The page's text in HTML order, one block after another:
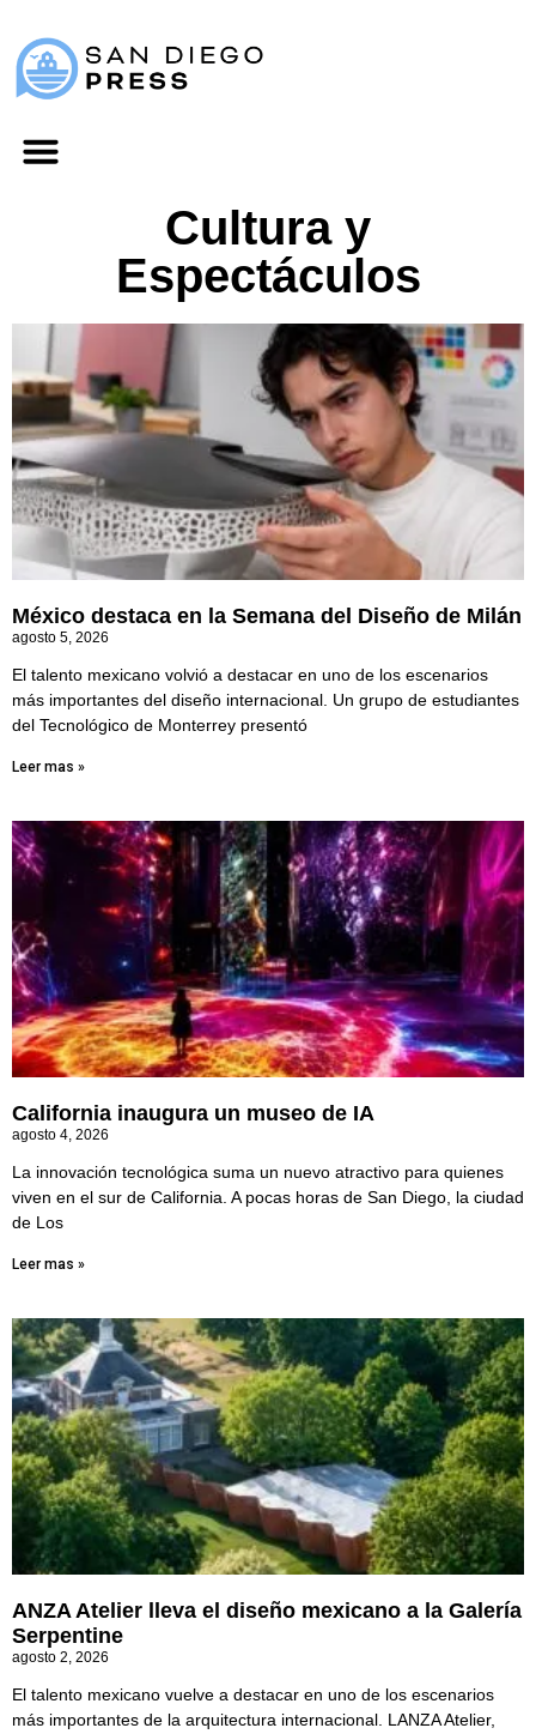
Cultura y
Espectáculos
México destaca en la Semana del Diseño de Milán
agosto 5, 2026
El talento mexicano volvió a destacar en uno de los escenarios
más importantes del diseño internacional. Un grupo de estudiantes
del Tecnológico de Monterrey presentó
Leer mas »
California inaugura un museo de IA
agosto 4, 2026
La innovación tecnológica suma un nuevo atractivo para quienes
viven en el sur de California. A pocas horas de San Diego, la ciudad
de Los
Leer mas »
ANZA Atelier lleva el diseño mexicano a la Galería
Serpentine
agosto 2, 2026
El talento mexicano vuelve a destacar en uno de los escenarios
más importantes de la arquitectura internacional. LANZA Atelier,